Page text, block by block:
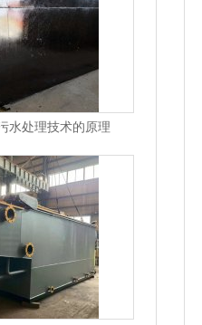
水处理技术的原理